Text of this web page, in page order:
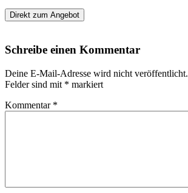
Direkt zum Angebot
Schreibe einen Kommentar
Deine E-Mail-Adresse wird nicht veröffentlicht.
Felder sind mit * markiert
Kommentar *